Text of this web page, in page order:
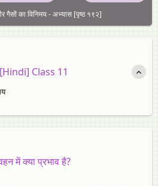
गैसों का विनिमय - अभ्यास [पृष्ठ १९२]
Class 11
में क्या प्रभाव है?